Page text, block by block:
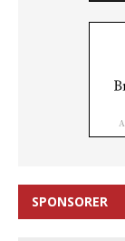
SPONSORER